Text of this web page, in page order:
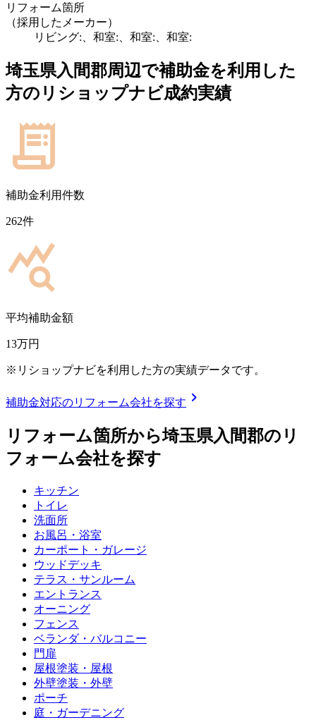
リフォーム箇所
（採用したメーカー）
リビング:、和室:、和室:、和室:
埼玉県入間郡周辺で補助金を利用した
方のリショップナビ成約実績
補助金利用件数
262件
平均補助金額
13万円
※リショップナビを利用した方の実績データです。
補助金対応のリフォーム会社を探す chevron_right
リフォーム箇所から埼玉県入間郡のリ
フォーム会社を探す
キッチン
トイレ
洗面所
お風呂・浴室
カーポート・ガレージ
ウッドデッキ
テラス・サンルーム
エントランス
オーニング
フェンス
ベランダ・バルコニー
門扉
屋根塗装・屋根
外壁塗装・外壁
ポーチ
庭・ガーデニング